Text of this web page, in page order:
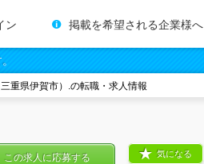
ン 掲載を希望される企業様へ
重県伊賀市）.の転職・求人情報
気になる
この求人に応募する